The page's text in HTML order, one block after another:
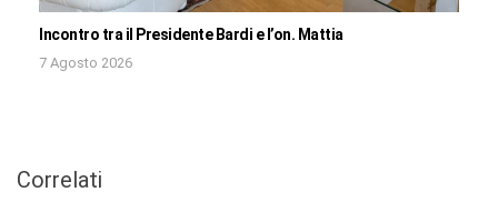
Incontro tra il Presidente Bardi e l’on. Mattia
7 Agosto 2026
Correlati